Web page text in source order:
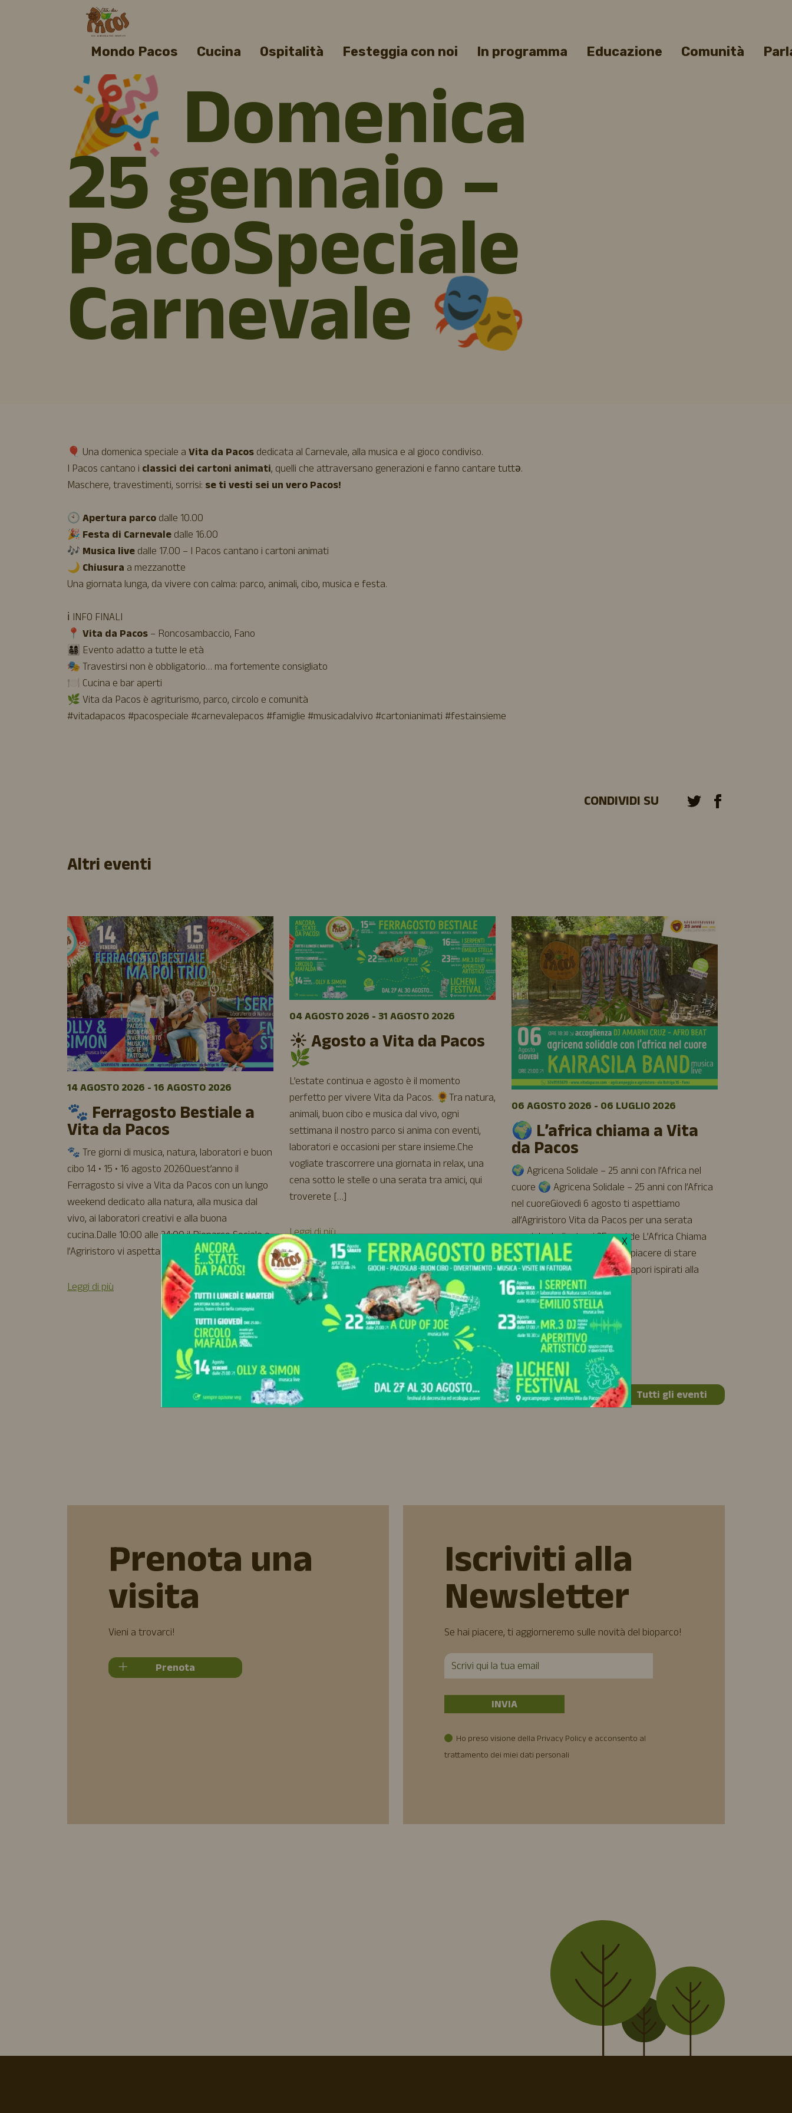
Mondo Pacos Cucina Ospitalità Festeggia con noi In programma Educazione Comunità
🎉 Domenica
25 gennaio –
PacoSpeciale
Carnevale 🎭
🎈 Una domenica speciale aVita da Pacosdedicata al Carnevale, alla musica e al gioco condiviso.
I Pacos cantano i classici dei cartoni animati, quelli che attraversano generazioni e fanno cantare tuttə.
Maschere, travestimenti, sorrisi: se ti vesti sei un vero Pacos!
🕙Apertura parcodalle 10.00
🎉 Festa di Carnevaledalle 16.00
🎶 Musica livedalle 17.00 – I Pacos cantano i cartoni animati
🌙 Chiusura a mezzanotte
Una giornata lunga, da vivere con calma: parco, animali, cibo, musica e festa.
ℹ️ INFO FINALI
📍 Vita da Pacos– Roncosambaccio, Fano
👨‍👩‍👧‍👦 Evento adatto a tutte le età
🎭 Travestirsi non è obbligatorio… ma fortemente consigliato
🍽️ Cucina e bar aperti
🌿 Vita da Pacos è agriturismo, parco, circolo e comunità
#vitadapacos #pacospeciale #carnevalepacos #famiglie #musicadalvivo #cartonianimati #festainsieme
CONDIVIDI SU
Altri eventi
14 AGOSTO 2026 - 16 AGOSTO 2026
🐾 Ferragosto Bestiale a
Vita da Pacos
🐾 Tre giorni di musica, natura, laboratori e buon
cibo 14 • 15 • 16 agosto 2026Quest’anno il
Ferragosto si vive a Vita da Pacos con un lungo
weekend dedicato alla natura, alla musica dal
vivo, ai laboratori creativi e alla buona
cucina.Dalle 10:00 alle 24:00 il Bioparco Sociale e
l’Agriristoro vi aspettano per trascorrere […]
Leggi di più
04 AGOSTO 2026 - 31 AGOSTO 2026
☀️ Agosto a Vita da Pacos
🌿
L’estate continua e agosto è il momento
perfetto per vivere Vita da Pacos. 🌻Tra natura,
animali, buon cibo e musica dal vivo, ogni
settimana il nostro parco si anima con eventi,
laboratori e occasioni per stare insieme.Che
vogliate trascorrere una giornata in relax, una
cena sotto le stelle o una serata tra amici, qui
troverete […]
Leggi di più
06 AGOSTO 2026 - 06 LUGLIO 2026
🌍 L’africa chiama a Vita
da Pacos
🌍 Agricena Solidale – 25 anni con l’Africa nel
cuore 🌍 Agricena Solidale – 25 anni con l’Africa
nel cuoreGiovedì 6 agosto ti aspettiamo
all’Agriristoro Vita da Pacos per una serata
speciale dedicata ai 25 anni de L’Africa Chiama
ODV.Un evento che unisce il piacere di stare
insieme alla solidarietà, tra sapori ispirati alla
tradizione […]
Leggi di più
Tutti gli eventi
X
Prenota una
visita
Vieni a trovarci!
Prenota
Iscriviti alla
Newsletter
Se hai piacere, ti aggiorneremo sulle novità del bioparco!
Ho preso visione della Privacy Policy e acconsento al
trattamento dei miei dati personali